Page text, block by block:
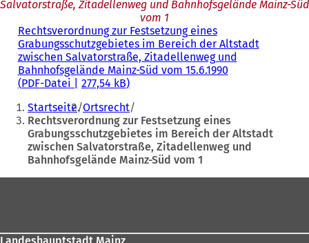
Salvatorstraße, Zitadellenweg und Bahnhofsgelände Mainz-Süd
vom 1
Rechtsverordnung zur Festsetzung eines
Grabungsschutzgebietes im Bereich der Altstadt
zwischen Salvatorstraße, Zitadellenweg und
Bahnhofsgelände Mainz-Süd vom 15.6.1990
PDF-Datei 277,54 kB
Sie
befinden
sich
hier:
Startseite Ortsrecht
Rechtsverordnung zur Festsetzung eines
Grabungsschutzgebietes im Bereich der Altstadt
zwischen Salvatorstraße, Zitadellenweg und
Bahnhofsgelände Mainz-Süd vom 1